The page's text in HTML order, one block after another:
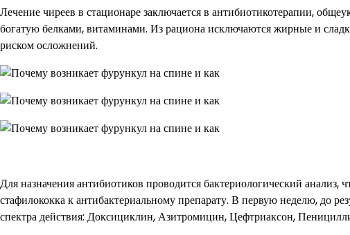
Лечение чиреев в стационаре заключается в антибиотикотерапии,
богатую белками, витаминами. Из рациона исключаются жирные и
риском осложнений.
Для назначения антибиотиков проводится бактериологический анализ,
стафилококка к антибактериальному препарату. В первую неделю, до
спектра действия: Доксициклин, Азитромицин, Цефтриаксон,